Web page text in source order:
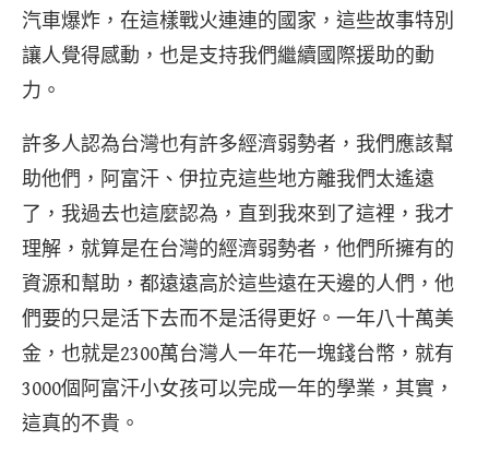
汽車爆炸，在這樣戰火連連的國家，這些故事特別
讓人覺得感動，也是支持我們繼續國際援助的動
力。
許多人認為台灣也有許多經濟弱勢者，我們應該幫
助他們，阿富汗、伊拉克這些地方離我們太遙遠
了，我過去也這麼認為，直到我來到了這裡，我才
理解，就算是在台灣的經濟弱勢者，他們所擁有的
資源和幫助，都遠遠高於這些遠在天邊的人們，他
們要的只是活下去而不是活得更好。一年八十萬美
金，也就是2300萬台灣人一年花一塊錢台幣，就有
3000個阿富汗小女孩可以完成一年的學業，其實，
這真的不貴。